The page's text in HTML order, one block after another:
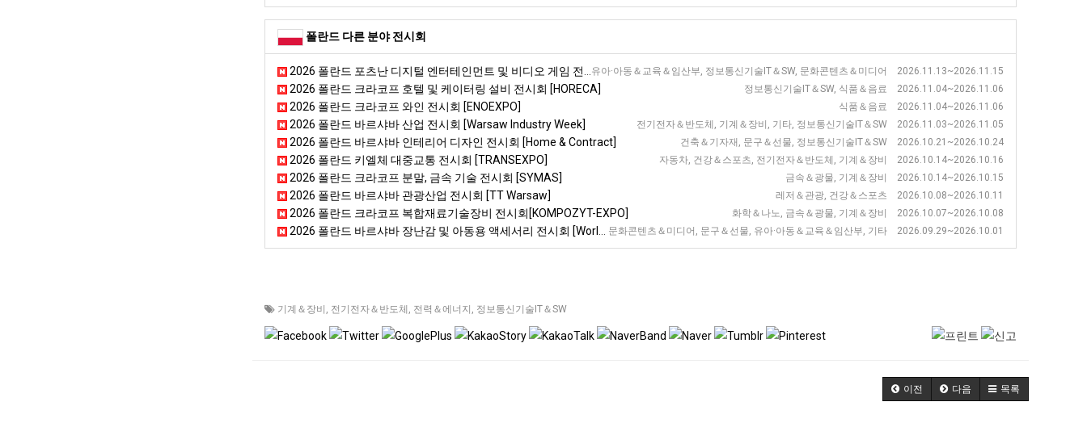
폴란드 다른 분야 전시회
유아·아동＆교육＆임산부, 정보통신기술IT＆SW, 문화콘텐츠＆미디어 2026.11.13~2026.11.15
2026 폴란드 포츠난 디지털 엔터테인먼트 및 비디오 게임 전시회 [PGA]
정보통신기술IT＆SW, 식품＆음료 2026.11.04~2026.11.06
2026 폴란드 크라코프 호텔 및 케이터링 설비 전시회 [HORECA]
식품＆음료 2026.11.04~2026.11.06
2026 폴란드 크라코프 와인 전시회 [ENOEXPO]
전기전자＆반도체, 기계＆장비, 기타, 정보통신기술IT＆SW 2026.11.03~2026.11.05
2026 폴란드 바르샤바 산업 전시회 [Warsaw Industry Week]
건축＆기자재, 문구＆선물, 정보통신기술IT＆SW 2026.10.21~2026.10.24
2026 폴란드 바르샤바 인테리어 디자인 전시회 [Home & Contract]
자동차, 건강＆스포츠, 전기전자＆반도체, 기계＆장비 2026.10.14~2026.10.16
2026 폴란드 키엘체 대중교통 전시회 [TRANSEXPO]
금속＆광물, 기계＆장비 2026.10.14~2026.10.15
2026 폴란드 크라코프 분말, 금속 기술 전시회 [SYMAS]
레저＆관광, 건강＆스포츠 2026.10.08~2026.10.11
2026 폴란드 바르샤바 관광산업 전시회 [TT Warsaw]
화학＆나노, 금속＆광물, 기계＆장비 2026.10.07~2026.10.08
2026 폴란드 크라코프 복합재료기술장비 전시회[KOMPOZYT-EXPO]
문화콘텐츠＆미디어, 문구＆선물, 유아·아동＆교육＆임산부, 기타 2026.09.29~2026.10.01
2026 폴란드 바르샤바 장난감 및 아동용 액세서리 전시회 [World of Kids Expo]
기계＆장비 , 전기전자＆반도체 , 전력＆에너지 , 정보통신기술IT＆SW
이전 다음 목록